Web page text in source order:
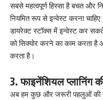
सबसे महत्वपूर्ण हिस्सा है बचत और
नियमित रूप से इन्वेस्ट करना
डायरेक्ट स्टॉक्स में इन्वेस्ट कर
को सिक्योर करने का काम करता
करता है।
3. फाइनेंशियल प्लानिंग
अब हम कुछ और जरूरी पहलुओं की